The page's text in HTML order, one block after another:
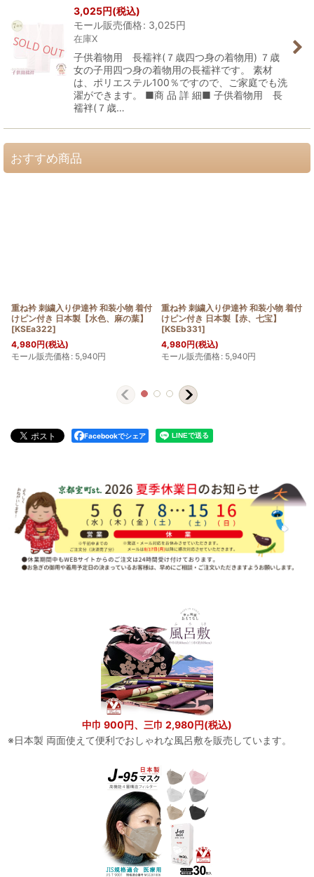
3,025円(税込)
モール販売価格: 3,025円
在庫X
子供着物用 長襦袢(７歳四つ身の着物用) ７歳
女の子用四つ身の着物用の長襦袢です。 素材
は、ポリエステル100％ですので、ご家庭でも洗
濯ができます。 ■商 品 詳 細■ 子供着物用 長
襦袢(７歳…
おすすめ商品
重ね衿 刺繍入り伊達衿 和装小物 着付
けピン付き 日本製【水色、麻の葉】
[KSEa322]
4,980円(税込)
モール販売価格: 5,940円
重ね衿 刺繍入り伊達衿 和装小物 着付
けピン付き 日本製【赤、七宝】
[KSEb331]
4,980円(税込)
モール販売価格: 5,940円
Facebookでシェア
中巾 900円、三巾 2,980円(税込)
※日本製 両面使えて便利でおしゃれな風呂敷を販売しています。